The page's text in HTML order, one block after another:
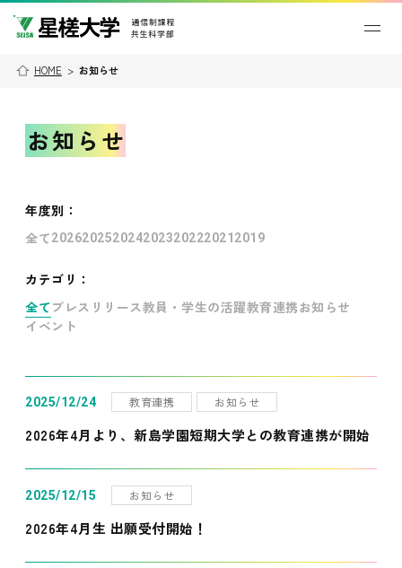
HOME > お知らせ
お知らせ
年度別 ：
全て202620252024202320222021 2019
カテゴリ：
全て プレスリリース教員・学生の活躍教育連携お知らせ
イベント
2025/12/24 教育連携 お知らせ
2026年4月より、新島学園短期大学との教育連携が開始
2025/12/15 お知らせ
2026年4月生 出願受付開始！